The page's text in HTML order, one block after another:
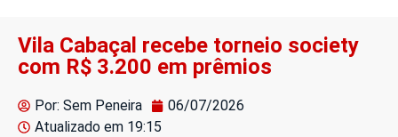
Vila Cabaçal recebe torneio society
com R$ 3.200 em prêmios
Por: Sem Peneira
06/07/2026
Atualizado em 19:15